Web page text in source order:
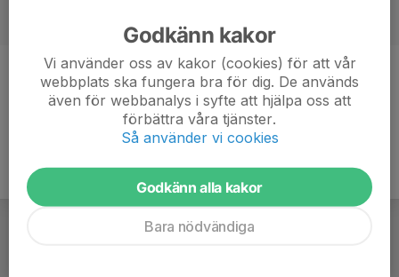
Ålder 15 år
Godkänn kakor
Vi använder oss av kakor (cookies) för att vår
webbplats ska fungera bra för dig. De används
även för webbanalys i syfte att hjälpa oss att
förbättra våra tjänster.
Så använder vi cookies
Godkänn alla kakor
Bara nödvändiga